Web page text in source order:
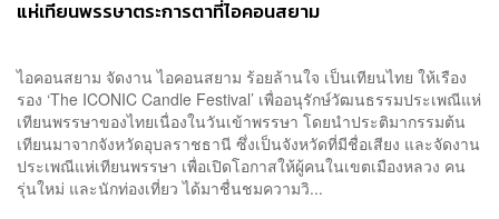
แห่เทียนพรรษาตระการตาที่ไอคอนสยาม
ไอคอนสยาม จัดงาน ไอคอนสยาม ร้อยล้านใจ เป็นเทียนไทย ให้เรือง
รอง ‘The ICONIC Candle Festival’ เพื่ออนุรักษ์วัฒนธรรมประเพณีแห่
เทียนพรรษาของไทยเนื่องในวันเข้าพรรษา โดยนำประติมากรรมต้น
เทียนมาจากจังหวัดอุบลราชธานี ซึ่งเป็นจังหวัดที่มีชื่อเสียง และจัดงาน
ประเพณีแห่เทียนพรรษา เพื่อเปิดโอกาสให้ผู้คนในเขตเมืองหลวง คน
รุ่นใหม่ และนักท่องเที่ยว ได้มาชื่นชมความวิ...